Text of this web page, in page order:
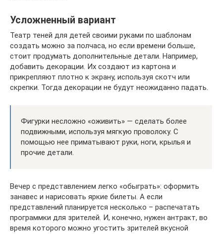
Усложненный вариант
Театр теней для детей своими руками по шаблонам
создать можно за полчаса, но если времени больше,
стоит продумать дополнительные детали. Например,
добавить декорации. Их создают из картона и
прикрепляют плотно к экрану, используя скотч или
скрепки. Тогда декорации не будут неожиданно падать.
Фигурки несложно «оживить» — сделать более
подвижными, используя мягкую проволоку. С
помощью нее приматывают руки, ноги, крылья и
прочие детали.
Вечер с представлением легко «обыграть»: оформить
занавес и нарисовать яркие билеты. А если
представлений планируется несколько – распечатать
программки для зрителей. И, конечно, нужен антракт, во
время которого можно угостить зрителей вкусной